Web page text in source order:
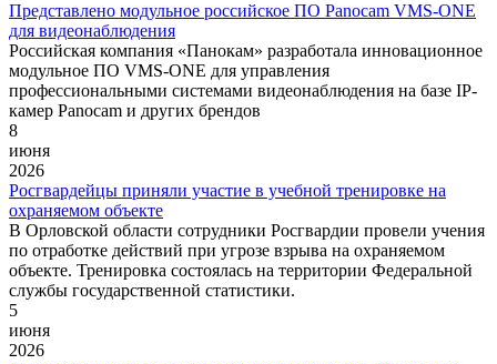
Представлено модульное российское ПО Panocam VMS-ONE
для видеонаблюдения
Российская компания «Панокам» разработала инновационное
модульное ПО VMS-ONE для управления
профессиональными системами видеонаблюдения на базе IP-
камер Panocam и других брендов
8
июня
2026
Росгвардейцы приняли участие в учебной тренировке на
охраняемом объекте
В Орловской области сотрудники Росгвардии провели учения
по отработке действий при угрозе взрыва на охраняемом
объекте. Тренировка состоялась на территории Федеральной
службы государственной статистики.
5
июня
2026